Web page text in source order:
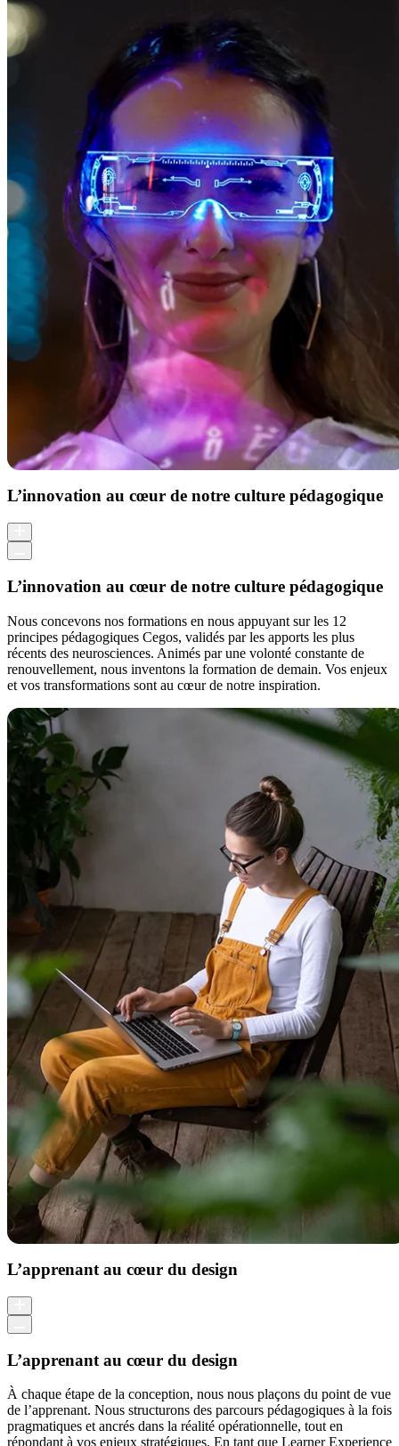
L’innovation au cœur de notre culture pédagogique
L’innovation au cœur de notre culture pédagogique
Nous concevons nos formations en nous appuyant sur les 12
principes pédagogiques Cegos, validés par les apports les plus
récents des neurosciences. Animés par une volonté constante de
renouvellement, nous inventons la formation de demain. Vos enjeux
et vos transformations sont au cœur de notre inspiration.
L’apprenant au cœur du design
L’apprenant au cœur du design
À chaque étape de la conception, nous nous plaçons du point de vue
de l’apprenant. Nous structurons des parcours pédagogiques à la fois
pragmatiques et ancrés dans la réalité opérationnelle, tout en
répondant à vos enjeux stratégiques. En tant que Learner Experience